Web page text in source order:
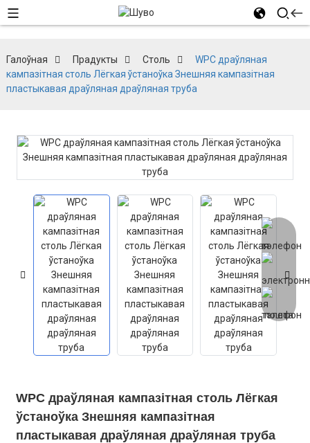
Галоўная Прадукты Столь
WPC драўляная
кампазітная столь Лёгкая ўстаноўка Знешняя кампазітная
пластыкавая драўляная драўляная труба
WPC драўляная кампазітная столь Лёгкая
ўстаноўка Знешняя кампазітная
пластыкавая драўляная драўляная труба